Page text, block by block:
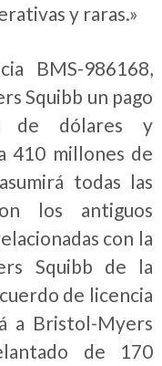
y raras.»
BMS-986168,
Squibb un pago
de dólares y
410 millones de
todas las
los antiguos
con la
Squibb de la
de licencia
a Bristol-Myers
de 170